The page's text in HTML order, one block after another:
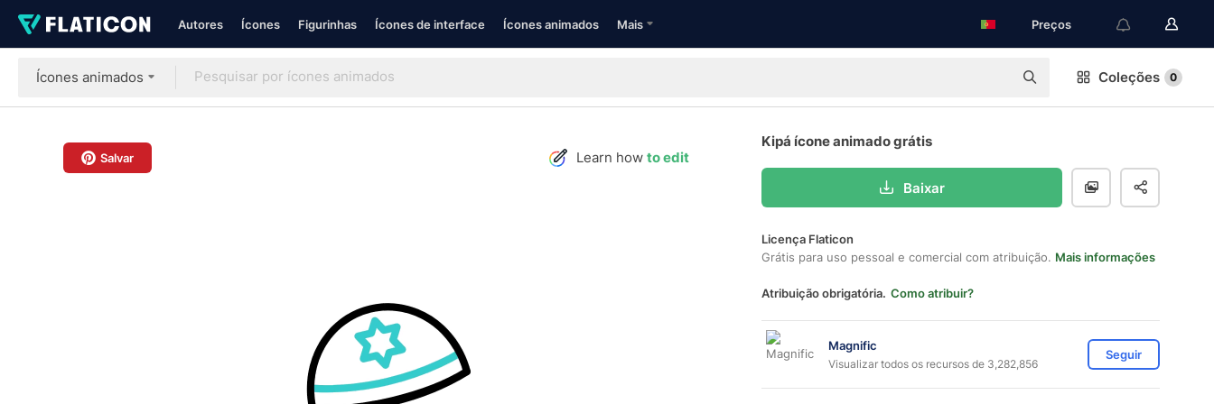
Autores Ícones Figurinhas Ícones de interface Ícones animados Mais Preços
Ícones animados Coleções 0
Salvar Learn how to edit
Kipá ícone animado grátis
Baixar
Licença Flaticon
Grátis para uso pessoal e comercial com atribuição. Mais informações
Atribuição obrigatória. Como atribuir?
Magnific
Visualizar todos os recursos de 3,282,856
Seguir